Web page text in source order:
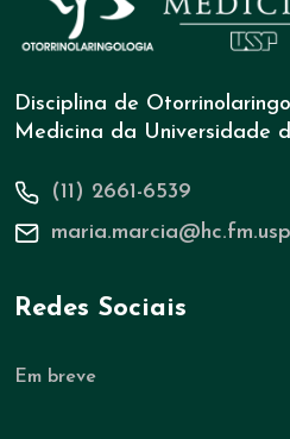
Disciplina de
Medicina da Universidade
(11) 2661-6539
Redes Sociais
Em breve